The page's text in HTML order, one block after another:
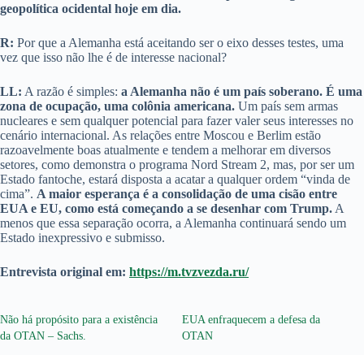
geopolítica ocidental hoje em dia.
R: Por que a Alemanha está aceitando ser o eixo desses testes, uma
vez que isso não lhe é de interesse nacional?
LL: A razão é simples: a Alemanha não é um país soberano. É uma
zona de ocupação, uma colônia americana. Um país sem armas
nucleares e sem qualquer potencial para fazer valer seus interesses no
cenário internacional. As relações entre Moscou e Berlim estão
razoavelmente boas atualmente e tendem a melhorar em diversos
setores, como demonstra o programa Nord Stream 2, mas, por ser um
Estado fantoche, estará disposta a acatar a qualquer ordem “vinda de
cima”. A maior esperança é a consolidação de uma cisão entre
EUA e EU, como está começando a se desenhar com Trump. A
menos que essa separação ocorra, a Alemanha continuará sendo um
Estado inexpressivo e submisso.
Entrevista original em: https://m.tvzvezda.ru/
Não há propósito para a existência
da OTAN – Sachs.
EUA enfraquecem a defesa da
OTAN